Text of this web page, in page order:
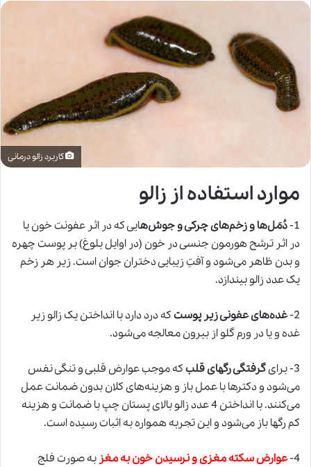
کاربرد زالو درمانی
موارد استفاده از زالو
1- دُمَل‌ها و زخم‌های چرکی و جوش‌هایی که در اثر عفونت خون یا
در اثر ترشح هورمون جنسی در خون (در اوایل بلوغ) بر پوست چهره
و بدن ظاهر می‌شود و آفتِ زیبایی دختران جوان است. زیر هر زخم
یک عدد زالو بیندازد.
2- غده‌های عفونی زیر پوستکه درد دارد با انداختن یکزالوزیر
غده و یا در ورم گلو از بیرون معالجه می‌شود.
3- برای گرفتگی رگهای قلبکه موجب عوارض قلبی و تنگی نفس
می‌شود و دکترها با عمل باز و هزینه‌های کلان بدون ضمانت عمل
می‌کنند. با انداختن 4 عدد زالو بالای پستان چپ با ضمانت و هزینه
کم رگها باز می‌شود و این تجربه همواره به اثبات رسیده است.
4- عوارض سکته مغزی و نرسیدن خون به مغز به صورت فلج